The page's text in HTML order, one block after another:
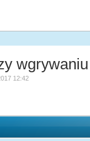
12:42